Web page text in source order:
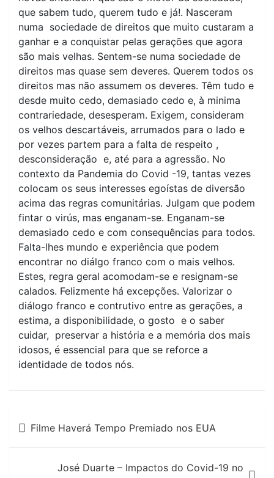
que sabem tudo, querem tudo e já!. Nasceram
numa sociedade de direitos que muito custaram a
ganhar e a conquistar pelas gerações que agora
são mais velhas. Sentem-se numa sociedade de
direitos mas quase sem deveres. Querem todos os
direitos mas não assumem os deveres. Têm tudo e
desde muito cedo, demasiado cedo e, à minima
contrariedade, desesperam. Exigem, consideram
os velhos descartáveis, arrumados para o lado e
por vezes partem para a falta de respeito ,
desconsideração e, até para a agressão. No
contexto da Pandemia do Covid -19, tantas vezes
colocam os seus interesses egoístas de diversão
acima das regras comunitárias. Julgam que podem
fintar o virús, mas enganam-se. Enganam-se
demasiado cedo e com consequências para todos.
Falta-lhes mundo e experiência que podem
encontrar no diálgo franco com o mais velhos.
Estes, regra geral acomodam-se e resignam-se
calados. Felizmente há excepções. Valorizar o
diálogo franco e contrutivo entre as gerações, a
estima, a disponibilidade, o gosto e o saber
cuidar, preservar a história e a memória dos mais
idosos, é essencial para que se reforce a
identidade de todos nós.
Navegação
de
artigos
Filme Haverá Tempo Premiado nos EUA
José Duarte – Impactos do Covid-19 no